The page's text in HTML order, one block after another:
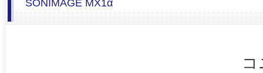
SONIMAGE MX1α